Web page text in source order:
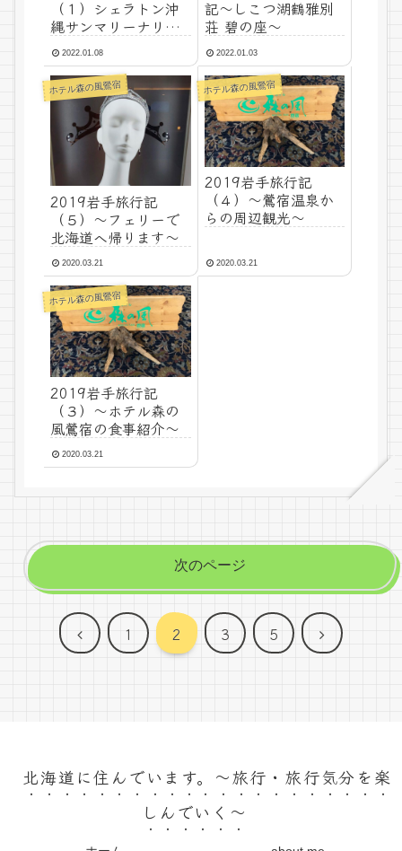
（１）シェラトン沖
縄サンマリーナリゾ
ート
2022.01.08
記～しこつ湖鶴雅別
荘 碧の座～
2022.01.03
ホテル森の風鶯宿
2019岩手旅行記
（５）～フェリーで
北海道へ帰ります～
2020.03.21
ホテル森の風鶯宿
2019岩手旅行記
（４）～鶯宿温泉か
らの周辺観光～
2020.03.21
ホテル森の風鶯宿
2019岩手旅行記
（３）～ホテル森の
風鶯宿の食事紹介～
2020.03.21
次のページ
前
1 2 3 5
次
北海道に住んでいます。～旅行・旅行気分を楽
しんでいく～